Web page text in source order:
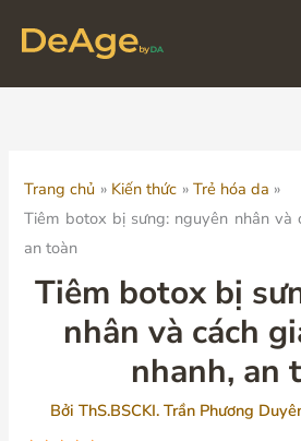
Trang chủ Kiến thức
Trẻ hóa da
Tiêm botox bị sưng: nguyên nhân và
an toàn
Tiêm botox bị
nhân và cách
nhanh, an
Bởi ThS.BSCKI. Trần Phương